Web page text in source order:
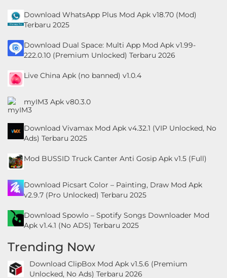
Download WhatsApp Plus Mod Apk v18.70 (Mod)
Terbaru 2025
Download Dual Space: Multi App Mod Apk v1.99-
222.0.10 (Premium Unlocked) Terbaru 2026
Live China Apk (no banned) v1.0.4
myIM3 Apk v80.3.0
Download Vivamax Mod Apk v4.32.1 (VIP Unlocked, No
Ads) Terbaru 2025
Mod BUSSID Truck Canter Anti Gosip Apk v1.5 (Full)
Download Picsart Color – Painting, Draw Mod Apk
v2.9.7 (Pro Unlocked) Terbaru 2025
Download Spowlo – Spotify Songs Downloader Mod
Apk v1.4.1 (No ADS) Terbaru 2025
Trending Now
Download ClipBox Mod Apk v1.5.6 (Premium
Unlocked, No Ads) Terbaru 2026